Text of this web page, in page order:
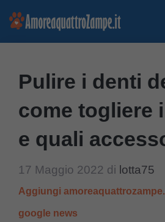
Vai
Pulire i denti
come togliere
e quali
17 Maggio 2022 di lotta75
Aggiungi
google news